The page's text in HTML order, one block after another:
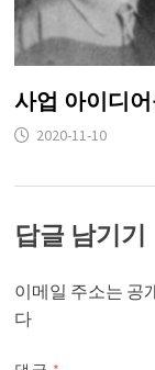
사업 아이디
2020-11-10
답글 남기기
이메일 주소는 공
다